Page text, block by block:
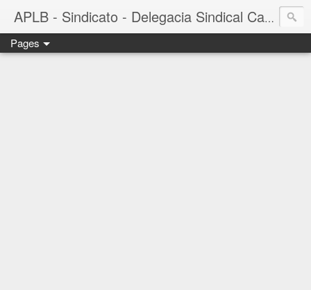
APLB - Sindicato - Delegacia Sindical Cacau Sul - Camacã-BA
Pages